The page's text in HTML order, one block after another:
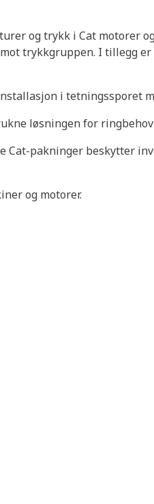
og trykk i Cat motorer
trykkgruppen. I tillegg
i tetningssporet
løsningen for
Cat-pakninger beskytter
og motorer.